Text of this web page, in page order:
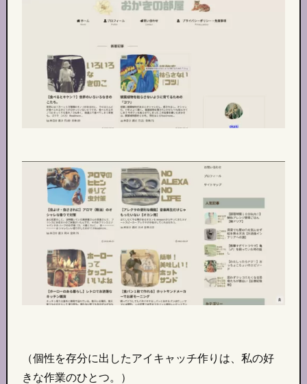
（個性を存分に出したアイキャッチ作りは、私の好
きな作業のひとつ。）